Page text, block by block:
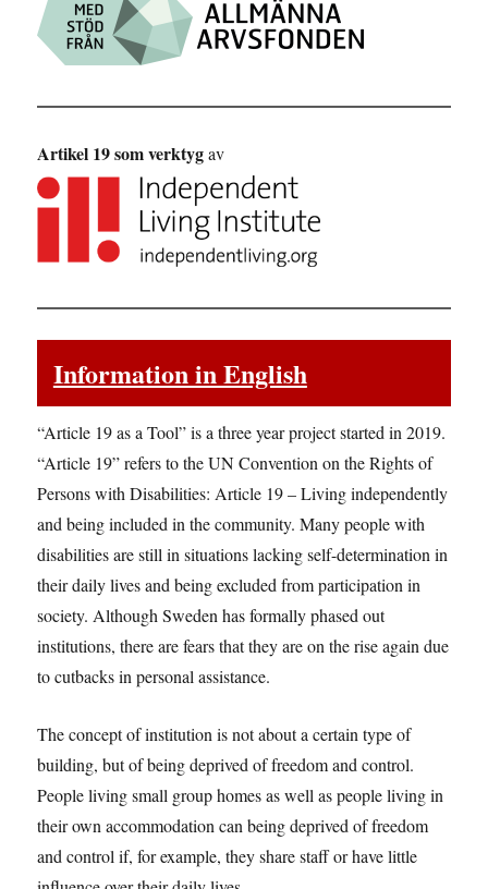
Artikel 19 som verktygav
Information in English
“Article 19 as a Tool” is a three year project started in 2019.
“Article 19” refers to the UN Convention on the Rights of
Persons with Disabilities: Article 19 – Living independently
and being included in the community. Many people with
disabilities are still in situations lacking self-determination in
their daily lives and being excluded from participation in
society. Although Sweden has formally phased out
institutions, there are fears that they are on the rise again due
to cutbacks in personal assistance.
The concept of institution is not about a certain type of
building, but of being deprived of freedom and control.
People living small group homes as well as people living in
their own accommodation can being deprived of freedom
and control if, for example, they share staff or have little